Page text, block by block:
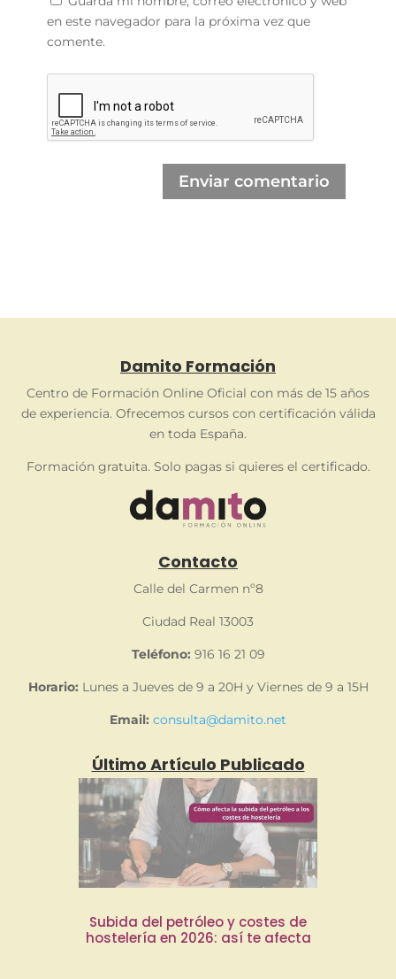
en este navegador para la próxima vez que
comente.
Enviar comentario
Damito Formación
Centro de Formación Online Oficial con más de 15 años
de experiencia. Ofrecemos cursos con certificación válida
en toda España.
Formación gratuita. Solo pagas si quieres el certificado.
Contacto
Calle del Carmen nº8
Ciudad Real 13003
Teléfono: 916 16 21 09
Horario: Lunes a Jueves de 9 a 20H y Viernes de 9 a 15H
Email: consulta@damito.net
Último Artículo Publicado
Subida del petróleo y costes de
hostelería en 2026: así te afecta